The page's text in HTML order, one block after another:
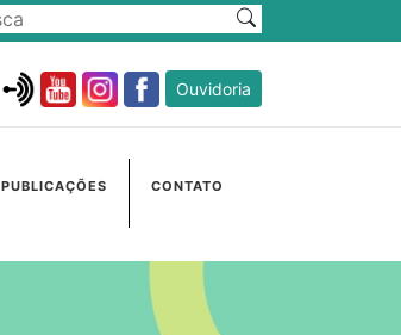
Ouvidoria
PUBLICAÇÕES CONTATO